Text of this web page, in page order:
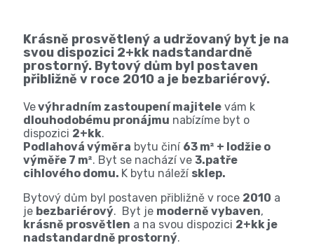
Krásně prosvětlený a udržovaný byt je na
svou dispozici 2+kk nadstandardně
prostorný. Bytový dům byl postaven
přibližně v roce 2010 a je bezbariérový.
Vevýhradním zastoupení majitele vám k
dlouhodobému pronájmu nabízíme byt o
dispozici 2+kk.
Podlahová výměra bytu činí 63 m² + lodžie o
výměře 7 m². Byt se nachází ve 3.patře
cihlového domu. K bytu náleží sklep.
Bytový dům byl postaven přibližně v roce 2010 a
je bezbariérový. Byt je moderně vybaven,
krásně prosvětlen a na svou dispozici 2+kk je
nadstandardně prostorný.